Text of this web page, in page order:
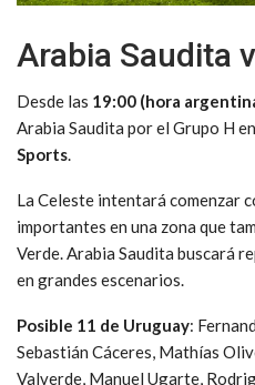
Arabia Saudita
Desde las 19:00 (hora
Arabia Saudita por el Grupo H en
Sports.
La Celeste intentará comenzar
importantes en una zona que
Verde. Arabia Saudita buscará
en grandes escenarios.
Posible 11 de Uruguay:
Sebastián Cáceres, Mathías
Valverde, Manuel Ugarte,